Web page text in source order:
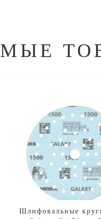
Шлифовальные